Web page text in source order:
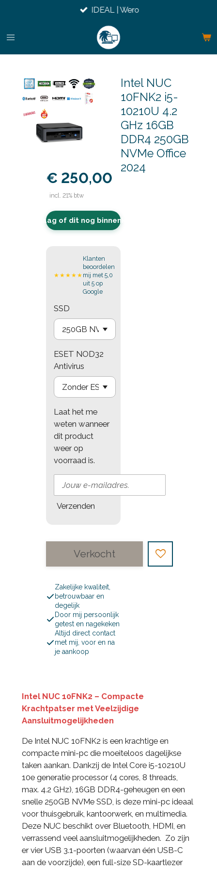
naar
IDEAL | Wero
Intel NUC
10FNK2 i5-
10210U 4.2
GHz 16GB
DDR4 250GB
NVMe Office
2024
€ 250,00
incl. 21% btw
Vraag of dit nog binnenkomt
★★★★★
Klanten
beoordelen
mij met 5,0
uit 5 op
Google
SSD
ESET NOD32
Antivirus
Laat het me
weten wanneer
dit product
weer op
voorraad is.
Verzenden
Verkocht
Zakelijke kwaliteit,
betrouwbaar en
degelijk
Door mij persoonlijk
getest en nagekeken
Altijd direct contact
met mij, voor en na
je aankoop
Intel NUC 10FNK2 – Compacte
Krachtpatser met Veelzijdige
Aansluitmogelijkheden
De Intel NUC 10FNK2 is een krachtige en
compacte mini-pc die moeiteloos dagelijkse
taken aankan. Dankzij de Intel Core i5-10210U
10e generatie processor (4 cores, 8 threads,
max. 4.2 GHz), 16GB DDR4-geheugen en een
snelle 250GB NVMe SSD, is deze mini-pc ideaal
voor thuisgebruik, kantoorwerk, en multimedia.
Deze NUC beschikt over Bluetooth, HDMI, en
verrassend veel aansluitmogelijkheden. Zo zijn
er vier USB 3.1-poorten (waarvan één USB-C
aan de voorzijde), een full-size SD-kaartlezer